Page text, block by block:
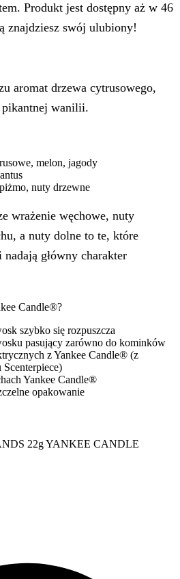
Produkt jest dostępny aż w 46
znajdziesz swój ulubiony!
aromat drzewa cytrusowego,
wanilii.
melon, jagody
nuty drzewne
wrażenie węchowe, nuty
a nuty dolne to te, które
główny charakter
Candle®?
szybko się rozpuszcza
pasujący zarówno do kominków
z Yankee Candle® (z
Scenterpiece)
Yankee Candle®
opakowanie
22g YANKEE CANDLE